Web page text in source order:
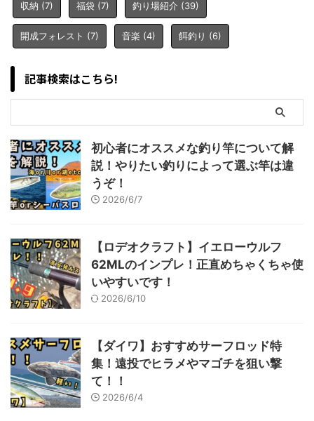
収納 (7) 福袋 (7) 釣り場紹介 (39)
開成フォレスト (7) 音楽 (4) 餌釣り (6)
記事検索はこちら!
初心者にオススメな釣り竿について解
説！やりたい釣りによって選ぶ竿は違
うぞ！
2026/6/7
【ロデオクラフト】イエローウルフ
62MLのインプレ！正直めちゃくちゃ使
いやすいです！
2026/6/10
【ダイワ】おすすめサーフロッド特
集！遠投でヒラメやマゴチを狙い撃
て！！
2026/6/4